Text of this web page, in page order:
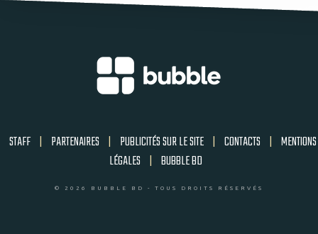
STAFF | PARTENAIRES | PUBLICITÉS SUR LE SITE | CONTACTS | MENTIONS
LÉGALES | BUBBLE BD
© 2026 BUBBLE BD - TOUS DROITS RÉSERVÉS